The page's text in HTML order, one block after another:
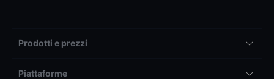
Prodotti e prezzi
Piattaforme